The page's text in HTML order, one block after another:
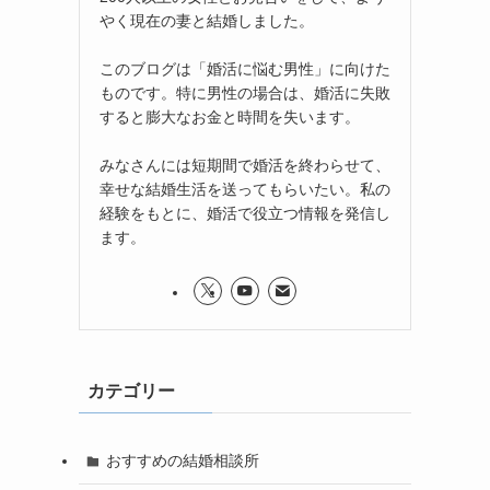
やく現在の妻と結婚しました。
このブログは「婚活に悩む男性」に向けた
ものです。特に男性の場合は、婚活に失敗
すると膨大なお金と時間を失います。
みなさんには短期間で婚活を終わらせて、
幸せな結婚生活を送ってもらいたい。私の
経験をもとに、婚活で役立つ情報を発信し
ます。
カテゴリー
おすすめの結婚相談所